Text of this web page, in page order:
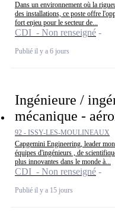
Dans un environnement où la
des installations, ce poste offre
fort enjeu pour le secteur de...
CDI - Non renseigné
Publié il y a 6 jours
Ingénieure /
mécanique -
92 - ISSY-LES-MOULINEAUX
Capgemini Engineering, leader
équipes d'ingénieurs , de
plus innovantes dans le monde à...
CDI - Non renseigné
Publié il y a 15 jours